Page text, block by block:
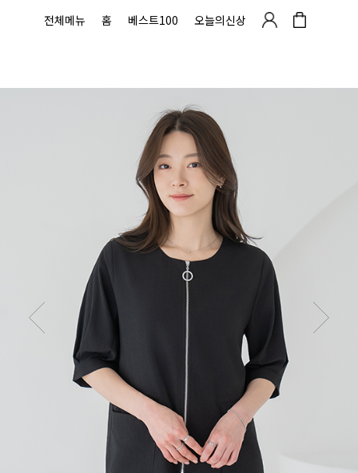
전체메뉴 홈 베스트100 오늘의신상